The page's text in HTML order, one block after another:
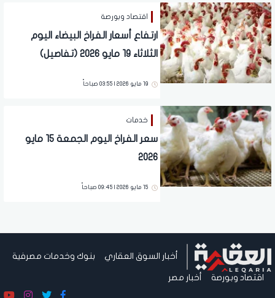
اقتصاد وبورصة
ارتفاع أسعار الفراخ البيضاء اليوم
الثلاثاء 19 مايو 2026 (تفاصيل)
19 مايو 2026 | 03:55 صباحاً
خدمات
سعر الفراخ اليوم الجمعة 15 مايو
2026
15 مايو 2026 | 09:45 صباحاً
أخبار السوق العقاري بنوك وخدمات مصرفية
اقتصاد وبورصة أخبار مصر